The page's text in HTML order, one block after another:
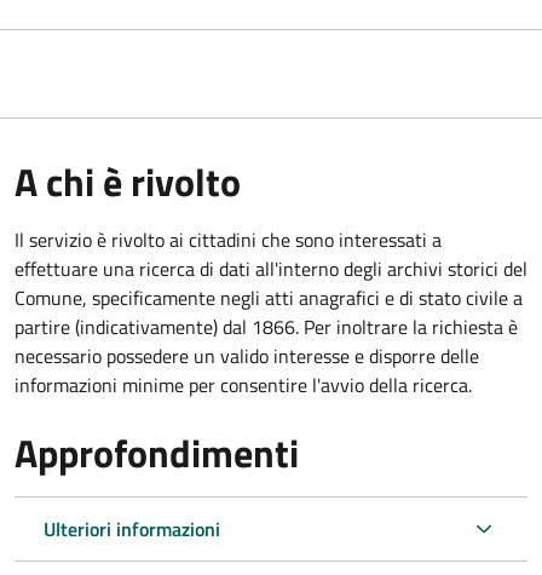
A chi è rivolto
Il servizio è rivolto ai cittadini che sono interessati a
effettuare una ricerca di dati all'interno degli archivi storici del
Comune, specificamente negli atti anagrafici e di stato civile a
partire (indicativamente) dal 1866. Per inoltrare la richiesta è
necessario possedere un valido interesse e disporre delle
informazioni minime per consentire l'avvio della ricerca.
Approfondimenti
Ulteriori informazioni